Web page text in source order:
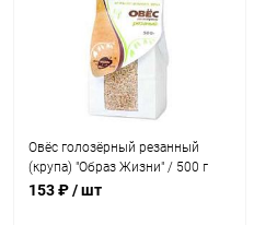
Овёс голозёрный резанный
(крупа) "Образ Жизни" / 500 г
153 ₽/ шт